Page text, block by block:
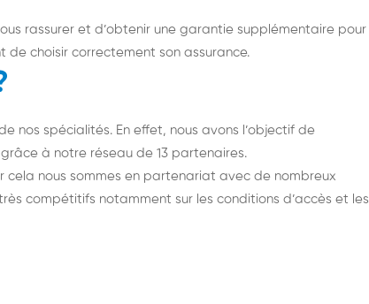
rassurer et d’obtenir une garantie supplémentaire pour
de choisir correctement son assurance.
nos spécialités. En effet, nous avons l’objectif de
à notre réseau de 13 partenaires.
nous sommes en partenariat avec de nombreux
compétitifs notamment sur les conditions d’accès et les